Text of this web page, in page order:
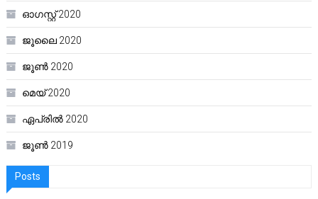
ഓഗസ്റ്റ്‌ 2020
ജൂലൈ 2020
ജൂൺ 2020
മെയ്‌ 2020
ഏപ്രിൽ 2020
ജൂൺ 2019
Posts